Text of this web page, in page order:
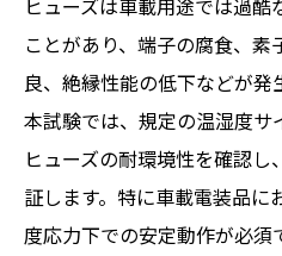
ヒューズは車載用途では過
ことがあり、端子の腐食、
良、絶縁性能の低下などが発
本試験では、規定の温湿度サ
ヒューズの耐環境性を確認
証します。特に車載電装品に
度応力下での安定動作が必